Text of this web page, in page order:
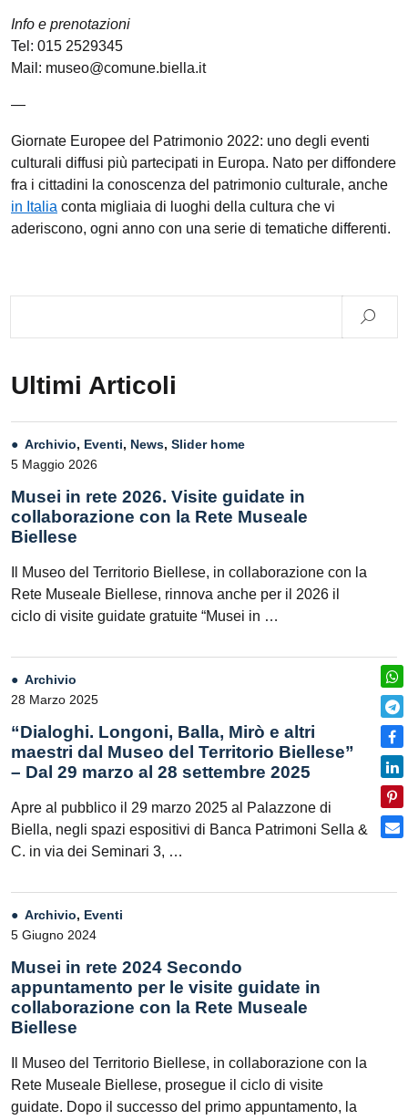
Info e prenotazioni
Tel: 015 2529345
Mail: museo@comune.biella.it
—
Giornate Europee del Patrimonio 2022: uno degli eventi
culturali diffusi più partecipati in Europa. Nato per diffondere
fra i cittadini la conoscenza del patrimonio culturale, anche
in Italia conta migliaia di luoghi della cultura che vi
aderiscono, ogni anno con una serie di tematiche differenti.
Ultimi Articoli
Archivio, Eventi, News, Slider home
5 Maggio 2026
Musei in rete 2026. Visite guidate in
collaborazione con la Rete Museale
Biellese
Il Museo del Territorio Biellese, in collaborazione con la
Rete Museale Biellese, rinnova anche per il 2026 il
ciclo di visite guidate gratuite “Musei in …
Archivio
28 Marzo 2025
“Dialoghi. Longoni, Balla, Mirò e altri
maestri dal Museo del Territorio Biellese”
– Dal 29 marzo al 28 settembre 2025
Apre al pubblico il 29 marzo 2025 al Palazzone di
Biella, negli spazi espositivi di Banca Patrimoni Sella &
C. in via dei Seminari 3, …
Archivio, Eventi
5 Giugno 2024
Musei in rete 2024 Secondo
appuntamento per le visite guidate in
collaborazione con la Rete Museale
Biellese
Il Museo del Territorio Biellese, in collaborazione con la
Rete Museale Biellese, prosegue il ciclo di visite
guidate. Dopo il successo del primo appuntamento, la